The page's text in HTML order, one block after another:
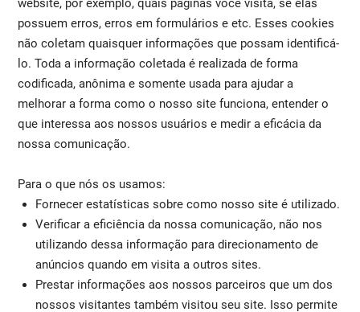
website, por exemplo, quais páginas você visita, se elas
possuem erros, erros em formulários e etc. Esses cookies
não coletam quaisquer informações que possam identificá-
lo. Toda a informação coletada é realizada de forma
codificada, anônima e somente usada para ajudar a
melhorar a forma como o nosso site funciona, entender o
que interessa aos nossos usuários e medir a eficácia da
nossa comunicação.
Para o que nós os usamos:
Fornecer estatísticas sobre como nosso site é utilizado.
Verificar a eficiência da nossa comunicação, não nos
utilizando dessa informação para direcionamento de
anúncios quando em visita a outros sites.
Prestar informações aos nossos parceiros que um dos
nossos visitantes também visitou seu site. Isso permite